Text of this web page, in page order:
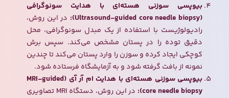
بیوپسی سوزنی هسته‌ای با هدایت سونوگرافی
(Ultrasound-guided core needle biopsy):
در این روش،
رادیولوژیست با استفاده از یک مبدل سونوگرافی، محل
دقیق توده را در پستان مشخص می‌کند. سپس برش
کوچکی ایجاد کرده و سوزن را وارد پستان می‌کند تا چندین
نمونه از بافت گرفته شود و به آزمایشگاه فرستاده شود.
بیوپسی سوزنی هسته‌ای با هدایت ام آر آی (MRI-guided
core needle biopsy):
در این روش، دستگاه MRI تصاویری